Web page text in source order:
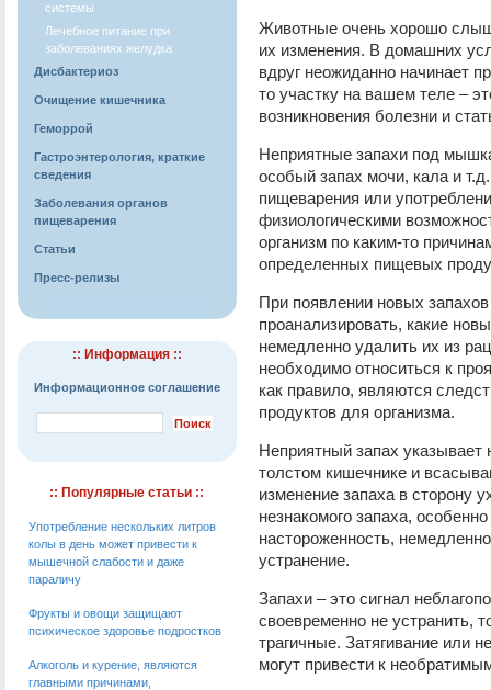
системы
Лечебное питание при
заболеваниях желудка
Дисбактериоз
Очищение кишечника
Геморрой
Гастроэнтерология, краткие
сведения
Заболевания органов
пищеварения
Статьи
Пресс-релизы
:: Информация ::
Информационное соглашение
:: Популярные статьи ::
Употребление нескольких литров
колы в день может привести к
мышечной слабости и даже
параличу
Фрукты и овощи защищают
психическое здоровье подростков
Алкоголь и курение, являются
главными причинами,
Животные очень хорошо
их изменения. В домашних
вдруг неожиданно начинает
то участку на вашем теле –
возникновения болезни и
Неприятные запахи под
особый запах мочи, кала и
пищеварения или
физиологическими
организм по каким-то
определенных пищевых
При появлении новых
проанализировать, какие
немедленно удалить их из
необходимо относиться к
как правило, являются
продуктов для организма.
Неприятный запах указывает
толстом кишечнике и
изменение запаха в сторону
незнакомого запаха,
настороженность,
устранение.
Запахи – это сигнал
своевременно не устранить,
трагичные. Затягивание или
могут привести к